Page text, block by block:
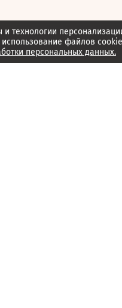
технологии
использование файлов
персональных данных.